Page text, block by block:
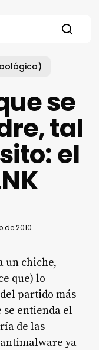
se
tal
el
de 2010
un chiche,
que) lo
partido más
se entienda el
de las
ya